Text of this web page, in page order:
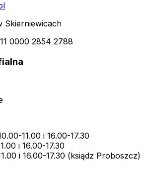
Skierniewicach
0000 2854 2788
11.00 i 16.00-17.30
i 16.00-17.30
i 16.00-17.30 (ksiądz Proboszcz)